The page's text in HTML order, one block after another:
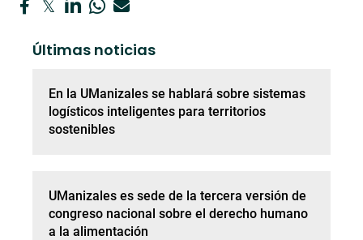
Últimas noticias
En la UManizales se hablará sobre sistemas
logísticos inteligentes para territorios
sostenibles
UManizales es sede de la tercera versión de
congreso nacional sobre el derecho humano
a la alimentación